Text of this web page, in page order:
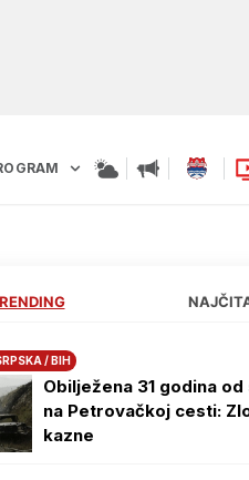
/ BIH
Obilježena 31 godina
na Petrovačkoj cesti:
kazne